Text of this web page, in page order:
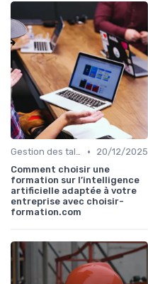
Gestion des talents IT •
20/12/2025
Comment choisir une
formation sur l’intelligence
artificielle adaptée à votre
entreprise avec choisir-
formation.com